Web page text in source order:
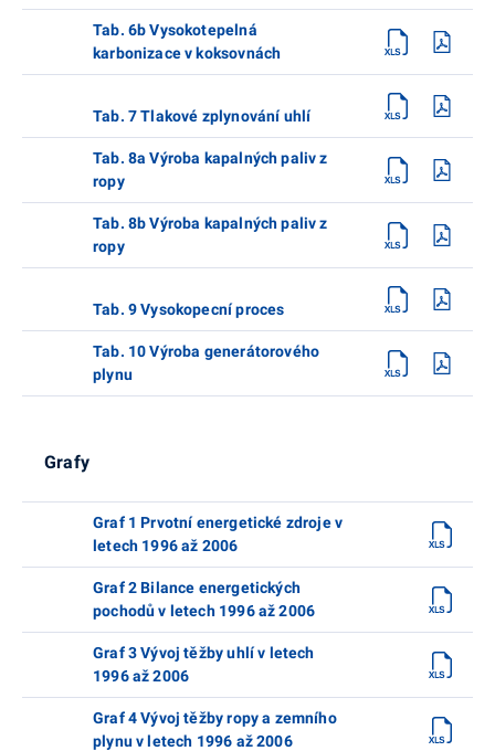
Tab. 6b Vysokotepelná
karbonizace v koksovnách
Tab. 7 Tlakové zplynování uhlí
Tab. 8a Výroba kapalných paliv z
ropy
Tab. 8b Výroba kapalných paliv z
ropy
Tab. 9 Vysokopecní proces
Tab. 10 Výroba generátorového
plynu
Grafy
Graf 1 Prvotní energetické zdroje v
letech 1996 až 2006
Graf 2 Bilance energetických
pochodů v letech 1996 až 2006
Graf 3 Vývoj těžby uhlí v letech
1996 až 2006
Graf 4 Vývoj těžby ropy a zemního
plynu v letech 1996 až 2006